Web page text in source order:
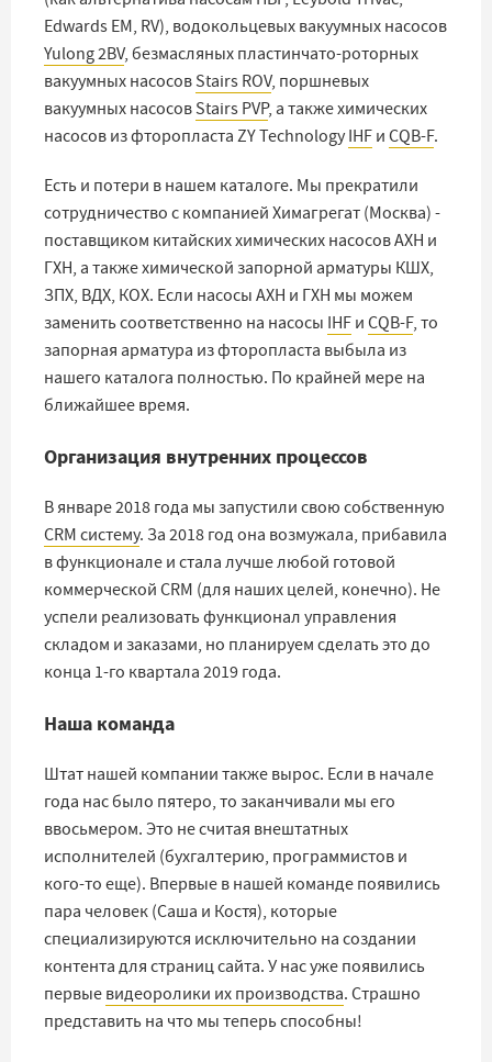
Edwards EM, RV), водокольцевых вакуумных насосов
Yulong 2BV, безмасляных пластинчато-роторных
вакуумных насосов Stairs ROV, поршневых
вакуумных насосов Stairs PVP, а также химических
насосов из фторопласта ZY Technology IHF и CQB-F.
Есть и потери в нашем каталоге. Мы прекратили
сотрудничество с компанией Химагрегат (Москва) -
поставщиком китайских химических насосов АХН и
ГХН, а также химической запорной арматуры КШХ,
ЗПХ, ВДХ, КОХ. Если насосы АХН и ГХН мы можем
заменить соответственно на насосы IHF и CQB-F, то
запорная арматура из фторопласта выбыла из
нашего каталога полностью. По крайней мере на
ближайшее время.
Организация внутренних процессов
В январе 2018 года мы запустили свою собственную
CRM систему. За 2018 год она возмужала, прибавила
в функционале и стала лучше любой готовой
коммерческой CRM (для наших целей, конечно). Не
успели реализовать функционал управления
складом и заказами, но планируем сделать это до
конца 1-го квартала 2019 года.
Наша команда
Штат нашей компании также вырос. Если в начале
года нас было пятеро, то заканчивали мы его
ввосьмером. Это не считая внештатных
исполнителей (бухгалтерию, программистов и
кого-то еще). Впервые в нашей команде появились
пара человек (Саша и Костя), которые
специализируются исключительно на создании
контента для страниц сайта. У нас уже появились
первые видеоролики их производства. Страшно
представить на что мы теперь способны!